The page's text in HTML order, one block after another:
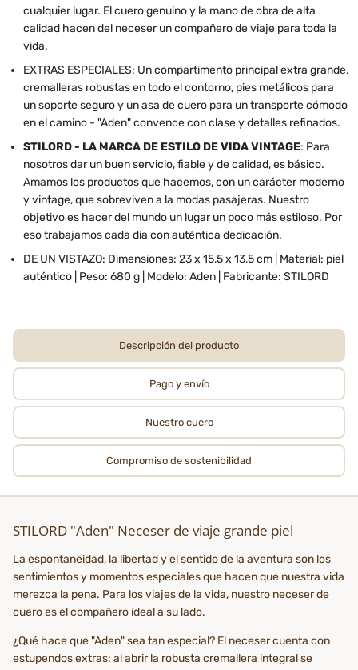
cualquier lugar. El cuero genuino y la mano de obra de alta
calidad hacen del neceser un compañero de viaje para toda la
vida.
EXTRAS ESPECIALES: Un compartimento principal extra grande,
cremalleras robustas en todo el contorno, pies metálicos para
un soporte seguro y un asa de cuero para un transporte cómodo
en el camino - "Aden" convence con clase y detalles refinados.
STILORD - LA MARCA DE ESTILO DE VIDA VINTAGE: Para
nosotros dar un buen servicio, fiable y de calidad, es básico.
Amamos los productos que hacemos, con un carácter moderno
y vintage, que sobreviven a la modas pasajeras. Nuestro
objetivo es hacer del mundo un lugar un poco más estiloso. Por
eso trabajamos cada día con auténtica dedicación.
DE UN VISTAZO: Dimensiones: 23 x 15,5 x 13,5 cm | Material: piel
auténtico | Peso: 680 g | Modelo: Aden | Fabricante: STILORD
Descripción del producto
Pago y envío
Nuestro cuero
Compromiso de sostenibilidad
STILORD "Aden" Neceser de viaje grande piel
La espontaneidad, la libertad y el sentido de la aventura son los
sentimientos y momentos especiales que hacen que nuestra vida
merezca la pena. Para los viajes de la vida, nuestro neceser de
cuero es el compañero ideal a su lado.
¿Qué hace que "Aden" sea tan especial? El neceser cuenta con
estupendos extras: al abrir la robusta cremallera integral se